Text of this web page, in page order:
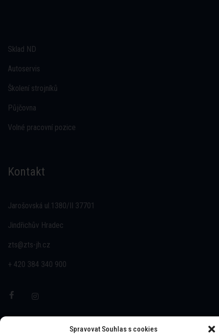
Spravovat Souhlas s cookies
Sklad ND
Autoservis
Školení strojníků
Půjčovna
Volné pracovní pozice
Kontakt
Jarošovská ul.1380/II 37701
Jindřichův Hradec
zts@zts-jh.cz
+ 420 384 340 900